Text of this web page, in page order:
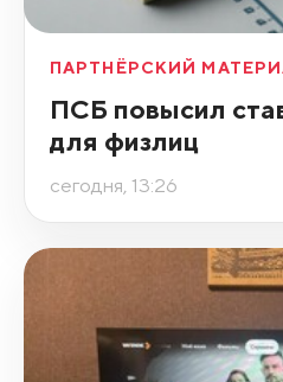
ПАРТНЁРСКИЙ
ПСБ повысил
для физлиц
сегодня, 13:26